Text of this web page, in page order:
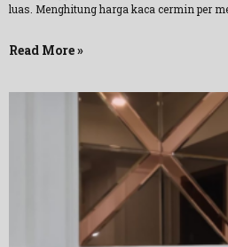
luas. Menghitung harga kaca cermin per
Read More »